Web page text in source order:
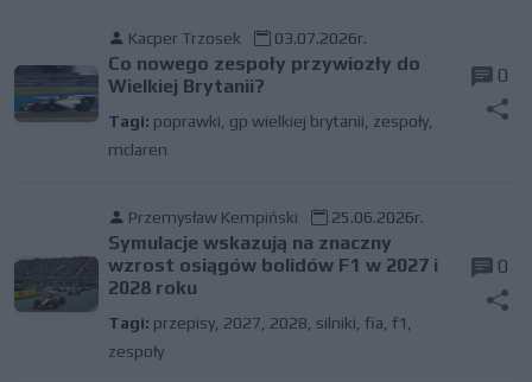
Kacper Trzosek 03.07.2026r.
Co nowego zespoły przywiozły do
Wielkiej Brytanii?
Tagi: poprawki gp wielkiej brytanii zespoły,
mclaren
0
Przemysław Kempiński 25.06.2026r.
Symulacje wskazują na znaczny
wzrost osiągów bolidów F1 w 2027 i
2028 roku
Tagi: przepisy, 2027 2028 silniki fia f1
zespoły
0